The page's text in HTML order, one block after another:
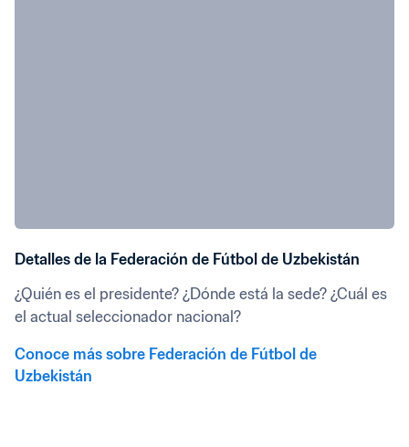
Detalles de la Federación de Fútbol de Uzbekistán
¿Quién es el presidente? ¿Dónde está la sede? ¿Cuál es
el actual seleccionador nacional?
Conoce más sobre Federación de Fútbol de
Uzbekistán